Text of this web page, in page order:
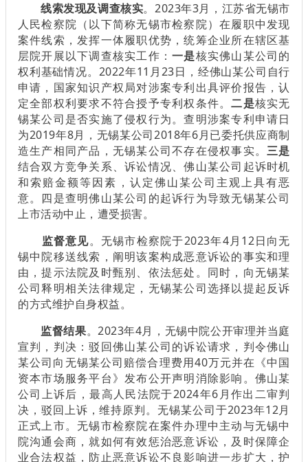
线索发现及调查核实。2023年3月，江苏省无锡市
人民检察院（以下简称无锡市检察院）在履职中发现
案件线索，发挥一体履职优势，统筹企业所在辖区基
层院开展以下调查核实工作：一是核实佛山某公司的
权利基础情况。2022年11月23日，经佛山某公司自行
申请，国家知识产权局对涉案专利出具评价报告，认
定全部权利要求不符合授予专利权条件。二是核实无
锡某公司是否实施了侵权行为。查明涉案专利申请日
为2019年8月，无锡某公司2018年6月已委托供应商制
造生产相同产品，无锡某公司不存在侵权事实。三是
结合双方竞争关系、诉讼情况、佛山某公司起诉时机
和索赔金额等因素，认定佛山某公司主观上具有恶
意。四是查明佛山某公司的起诉行为导致无锡某公司
上市活动中止，遭受损害。
监督意见。无锡市检察院于2023年4月12日向无
锡中院移送线索，阐明该案构成恶意诉讼的事实和理
由，提示法院及时甄别、依法惩处。同时，向无锡某
公司释明相关法律规定，无锡某公司选择以提起反诉
的方式维护自身权益。
监督结果。2023年4月，无锡中院公开审理并当庭
宣判，判决：驳回佛山某公司的诉讼请求，判令佛山
某公司向无锡某公司赔偿合理费用40万元并在《中国
资本市场服务平台》发布公开声明消除影响。佛山某
公司上诉后，最高人民法院于2024年6月作出二审判
决，驳回上诉，维持原判。无锡某公司于2023年12月
正式上市。无锡市检察院在案件办理中主动与无锡中
院沟通会商，就如何有效惩治恶意诉讼，及时保障企
业合法权益，防止恶意诉讼不良影响进一步扩大，护